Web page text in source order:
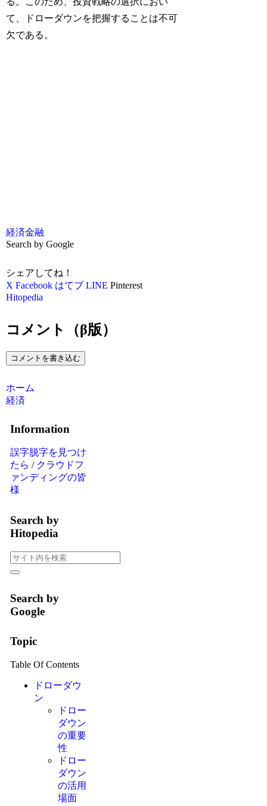
て、ドローダウンを把握することは不可
欠である。
経済金融
Search by Google
シェアしてね！
X Facebook はてブ LINE Pinterest
Hitopedia
コメント（β版）
コメントを書き込む
ホーム
経済
Information
誤字脱字を見つけ
たら / クラウドフ
ァンディングの皆
様
Search by
Hitopedia
Search by
Google
Topic
Table Of Contents
ドローダウ
ン
ドロー
ダウン
の重要
性
ドロー
ダウン
の活用
場面